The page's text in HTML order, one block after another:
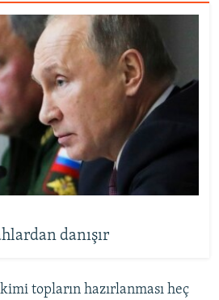
danışır
topların hazırlanması heç